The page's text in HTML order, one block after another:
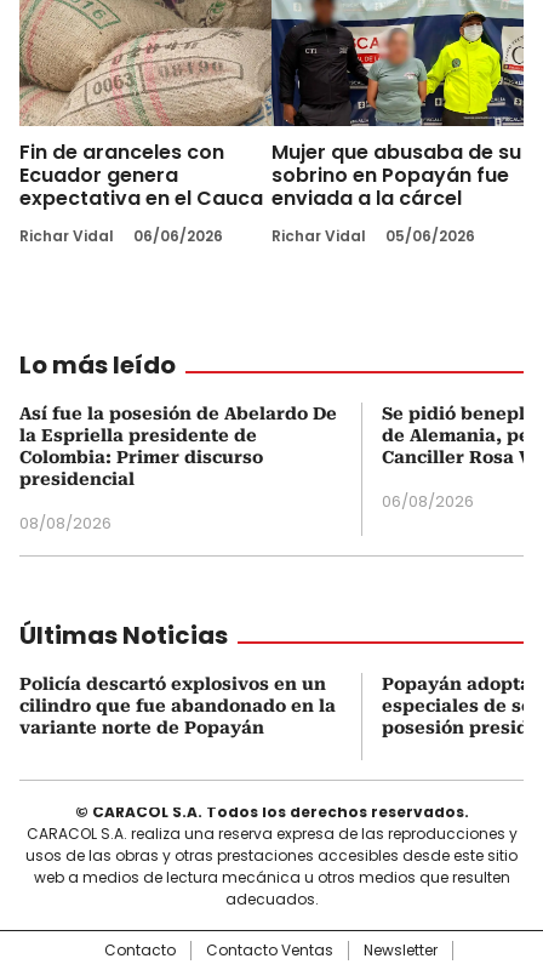
Fin de aranceles con
Ecuador genera
expectativa en el Cauca
Richar Vidal 06/06/2026
Mujer que abusaba de su
sobrino en Popayán fue
enviada a la cárcel
Richar Vidal 05/06/2026
Lo más leído
Así fue la posesión de Abelardo De
la Espriella presidente de
Colombia: Primer discurso
presidencial
08/08/2026
Se pidió
de Alemania,
Canciller Rosa
06/08/2026
Últimas Noticias
Policía descartó explosivos en un
cilindro que fue abandonado en la
variante norte de Popayán
Popayán adopta
especiales de
posesión
© CARACOL S.A. Todos los derechos reservados.
CARACOL S.A. realiza una reserva expresa de las reproducciones y
usos de las obras y otras prestaciones accesibles desde este sitio
web a medios de lectura mecánica u otros medios que resulten
adecuados.
Contacto Contacto Ventas
Newsletter